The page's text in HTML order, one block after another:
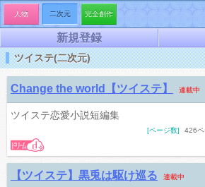
人物 二次元 完全創作
新規登録
ツイステ(二次元)
Change the world【ツイステ】 連載中
ツイステ恋愛小説短編集
[ページ数] 426ペ
【ツイステ】黒兎は駆け巡る 連載中